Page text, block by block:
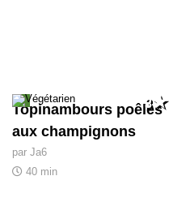
Topinambours poêlés
aux champignons
par Ja6
40 min
3